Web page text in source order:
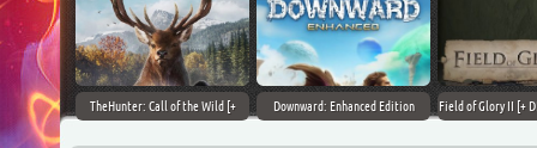
(2017)
TheHunter: Call of the Wild [+
Downward: Enhanced Edition
Field of Glory II [+